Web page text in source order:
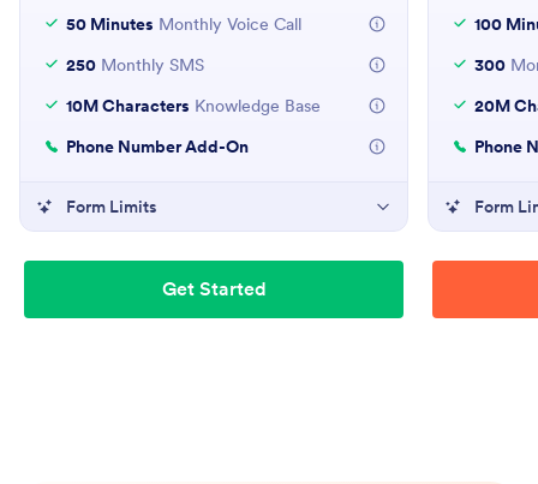
50 Minutes Monthly Voice Call
250 Monthly SMS
10M Characters Knowledge Base
Phone Number Add-On
Form Limits
Get Started
100
300
20M
Phone
Form